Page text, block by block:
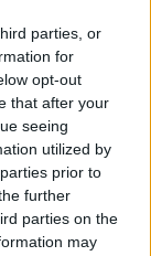
parties, or
for
opt-out
that after your
seeing
utilized by
prior to
further
parties on the
may
tónál 12.
13. rész